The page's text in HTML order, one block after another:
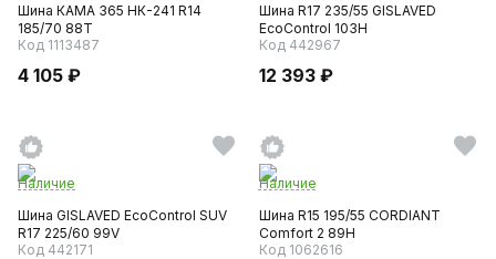
Шина КАМА 365 НК-241 R14
185/70 88T
Код 1113487
4 105 ₽
Шина R17 235/55 GISLAVED
EcoControl 103H
Код 442967
12 393 ₽
Наличие
Шина GISLAVED EcoControl SUV
R17 225/60 99V
Код 442171
Наличие
Шина R15 195/55 CORDIANT
Comfort 2 89H
Код 1062616